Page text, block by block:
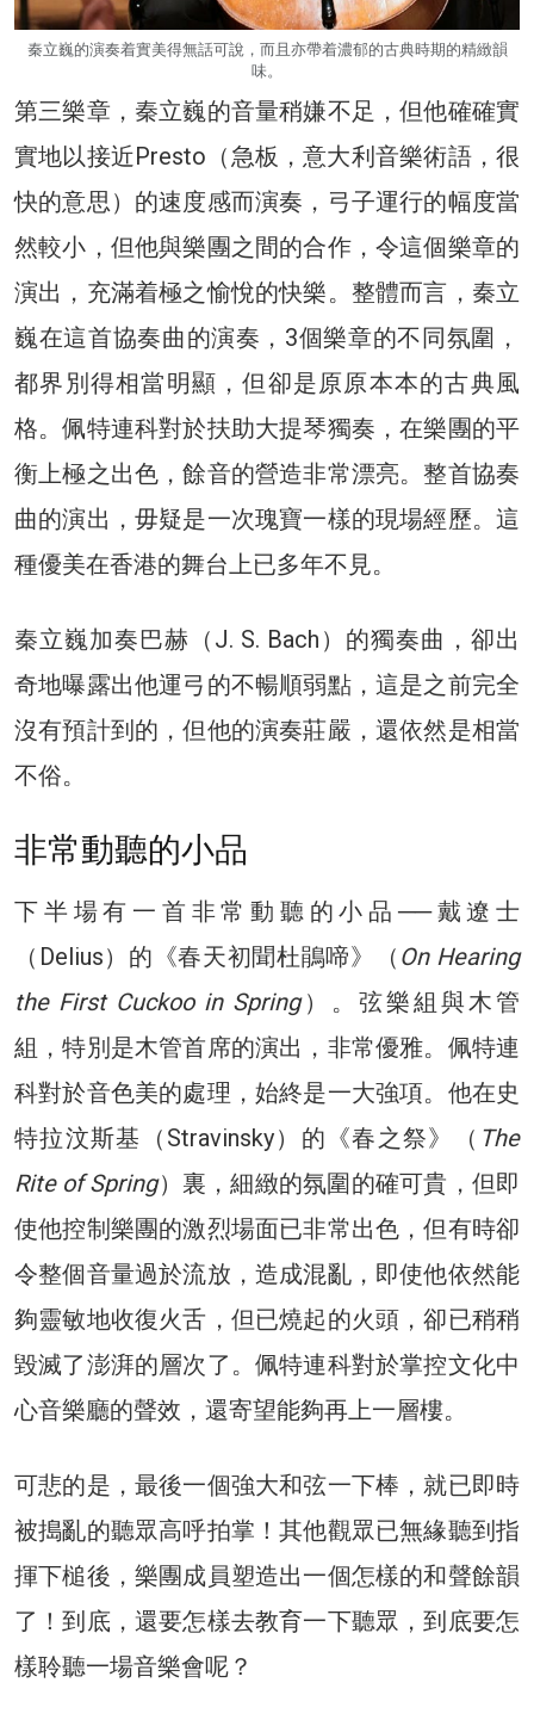
秦立巍的演奏着實美得無話可說，而且亦帶着濃郁的古典時期的精緻韻
味。
第三樂章，秦立巍的音量稍嫌不足，但他確確實
實地以接近Presto（急板，意大利音樂術語，很
快的意思）的速度感而演奏，弓子運行的幅度當
然較小，但他與樂團之間的合作，令這個樂章的
演出，充滿着極之愉悅的快樂。整體而言，秦立
巍在這首協奏曲的演奏，3個樂章的不同氛圍，
都界別得相當明顯，但卻是原原本本的古典風
格。佩特連科對於扶助大提琴獨奏，在樂團的平
衡上極之出色，餘音的營造非常漂亮。整首協奏
曲的演出，毋疑是一次瑰寶一樣的現場經歷。這
種優美在香港的舞台上已多年不見。
秦立巍加奏巴赫（J. S. Bach）的獨奏曲，卻出
奇地曝露出他運弓的不暢順弱點，這是之前完全
沒有預計到的，但他的演奏莊嚴，還依然是相當
不俗。
非常動聽的小品
下半場有一首非常動聽的小品──戴遼士
（Delius）的《春天初聞杜鵑啼》（ On Hearing
the First Cuckoo in Spring）。弦樂組與木管
組，特別是木管首席的演出，非常優雅。佩特連
科對於音色美的處理，始終是一大強項。他在史
特拉汶斯基（Stravinsky）的《春之祭》（ The
Rite of Spring）裏，細緻的氛圍的確可貴，但即
使他控制樂團的激烈場面已非常出色，但有時卻
令整個音量過於流放，造成混亂，即使他依然能
夠靈敏地收復火舌，但已燒起的火頭，卻已稍稍
毀滅了澎湃的層次了。佩特連科對於掌控文化中
心音樂廳的聲效，還寄望能夠再上一層樓。
可悲的是，最後一個強大和弦一下棒，就已即時
被搗亂的聽眾高呼拍掌！其他觀眾已無緣聽到指
揮下槌後，樂團成員塑造出一個怎樣的和聲餘韻
了！到底，還要怎樣去教育一下聽眾，到底要怎
樣聆聽一場音樂會呢？